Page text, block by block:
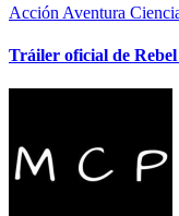
Acción Aventura
Tráiler oficial de